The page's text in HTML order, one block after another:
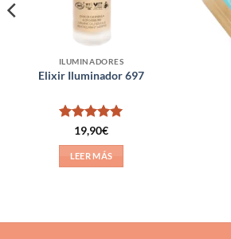
ILUMINADORES
Elixir Iluminador 697
Valorado
con5de 5
19,90€
LEER MÁS